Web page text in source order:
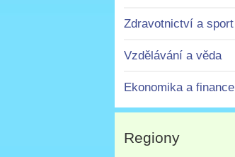
Zdravotnictví a sport
Vzdělávání a věda
Ekonomika a finance
Regiony